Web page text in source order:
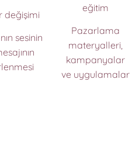
değişimi
sesinin
eğitim
Pazarlama
materyalleri,
kampanyalar
ve uygulamalar